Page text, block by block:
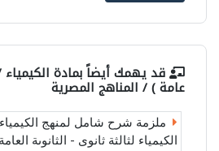
قد يهمك أيضاً بمادة
عامة ) / المناهج المصرية
ملزمة شرح شامل لمنهج
الكيمياء لثالثة ثانوى - الثانوىة العامة